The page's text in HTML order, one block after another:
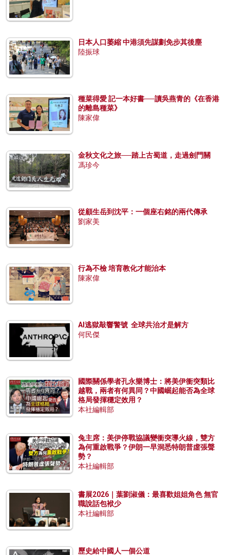
日本人口萎縮 中港須先謀劃免步其後塵
陸振球
種菜得愛 記一本好書──讀吳燕青的《在香港
的離島種菜》
陳家偉
金秋文化之旅──踏上古蜀道，走過劍門關
馮珍今
從顧生岳到沈平：一個座右銘的兩代傳承
劉家美
行為不檢 培育教化才能治本
陳家偉
AI逃獄敲響警號 全球共治才是解方
何民傑
國際關係學者孔永樂博士：將美伊衝突類比
越戰，兩者有何異同？中國崛起能否為全球
格局發揮穩定效用？
本社編輯部
兔主席：美伊停戰協議變衝突導火線，雙方
為何重啟戰爭？伊朗一早洞悉特朗普虛張聲
勢？
本社編輯部
書展2026｜葉劉淑儀：最喜歡姐姐角色 無官
職說話包袱少
本社編輯部
歷史給中國人一個公道